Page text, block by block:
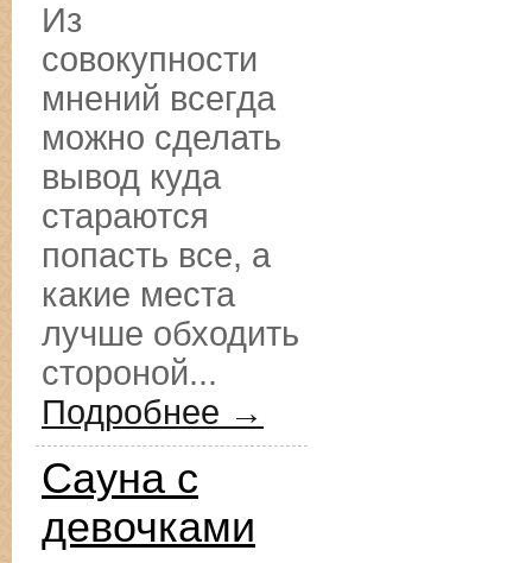
Из
совокупности
мнений всегда
можно сделать
вывод куда
стараются
попасть все, а
какие места
лучше обходить
стороной...
Подробнее →
Сауна с
девочками